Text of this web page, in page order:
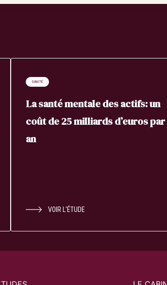
SANTÉ
La santé mentale des actifs: un
coût de 25 milliards d’euros par
an
VOIR L'ÉTUDE